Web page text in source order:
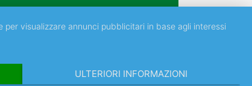
visualizzare annunci pubblicitari in base agli interessi
ULTERIORI INFORMAZIONI